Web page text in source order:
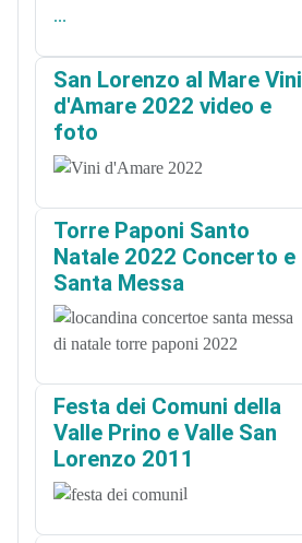
...
San Lorenzo al Mare Vini
d'Amare 2022 video e
foto
Torre Paponi Santo
Natale 2022 Concerto e
Santa Messa
Festa dei Comuni della
Valle Prino e Valle San
Lorenzo 2011
l